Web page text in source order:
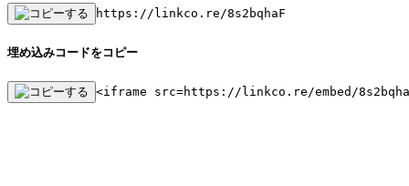
https://linkco.re/8s2bqhaF
埋め込みコードをコピー
<iframe src=https://linkco.re/embed/